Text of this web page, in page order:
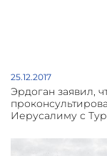
25.12.2017
Эрдоган заявил,
Иерусалиму с